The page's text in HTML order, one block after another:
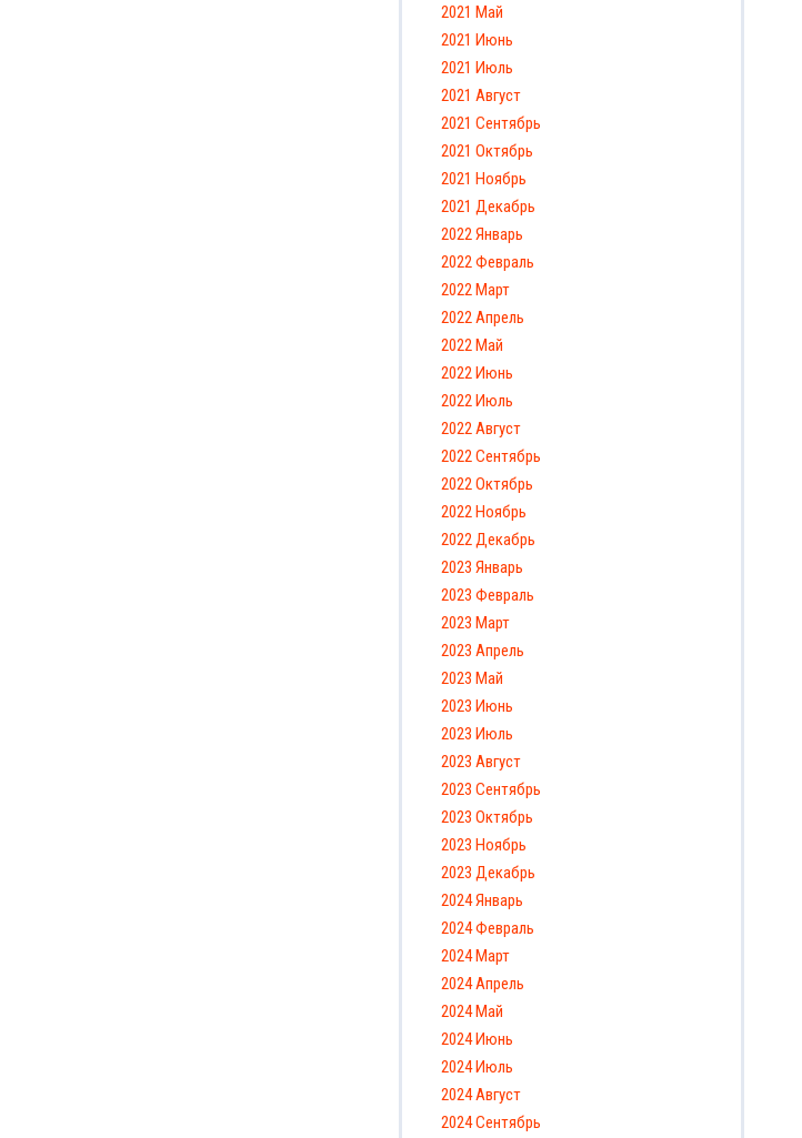
2021 Май
2021 Июнь
2021 Июль
2021 Август
2021 Сентябрь
2021 Октябрь
2021 Ноябрь
2021 Декабрь
2022 Январь
2022 Февраль
2022 Март
2022 Апрель
2022 Май
2022 Июнь
2022 Июль
2022 Август
2022 Сентябрь
2022 Октябрь
2022 Ноябрь
2022 Декабрь
2023 Январь
2023 Февраль
2023 Март
2023 Апрель
2023 Май
2023 Июнь
2023 Июль
2023 Август
2023 Сентябрь
2023 Октябрь
2023 Ноябрь
2023 Декабрь
2024 Январь
2024 Февраль
2024 Март
2024 Апрель
2024 Май
2024 Июнь
2024 Июль
2024 Август
2024 Сентябрь